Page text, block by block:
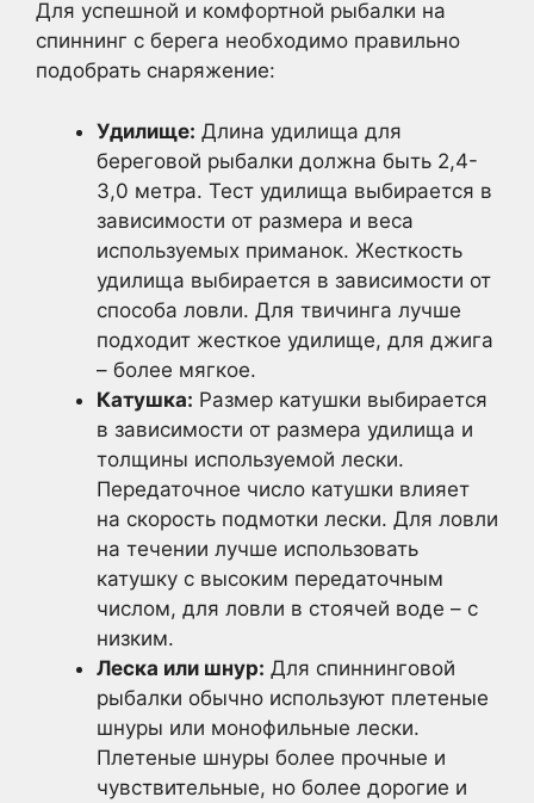
Для успешной и комфортной рыбалки на
спиннинг с берега необходимо правильно
подобрать снаряжение:
Удилище: Длина удилища для
береговой рыбалки должна быть 2,4-
3,0 метра. Тест удилища выбирается в
зависимости от размера и веса
используемых приманок. Жесткость
удилища выбирается в зависимости от
способа ловли. Для твичинга лучше
подходит жесткое удилище, для джига
– более мягкое.
Катушка: Размер катушки выбирается
в зависимости от размера удилища и
толщины используемой лески.
Передаточное число катушки влияет
на скорость подмотки лески. Для ловли
на течении лучше использовать
катушку с высоким передаточным
числом, для ловли в стоячей воде – с
низким.
Леска или шнур: Для спиннинговой
рыбалки обычно используют плетеные
шнуры или монофильные лески.
Плетеные шнуры более прочные и
чувствительные, но более дорогие и